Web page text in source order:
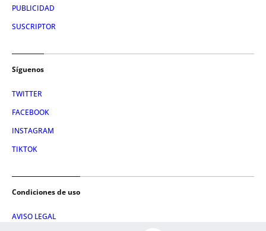
PUBLICIDAD
SUSCRIPTOR
Síguenos
TWITTER
FACEBOOK
INSTAGRAM
TIKTOK
Condiciones de uso
AVISO LEGAL